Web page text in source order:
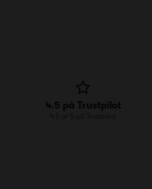
4.5 på Trustpilot
4.5 af 5 på Trustpilot